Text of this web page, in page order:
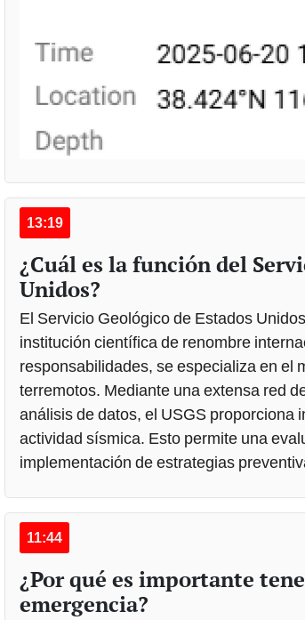
13:19
¿Cuál es la función del
Unidos?
El Servicio Geológico de Estados
institución científica de renombre
responsabilidades, se especializa en el
terremotos. Mediante una extensa red
análisis de datos, el USGS proporciona
actividad sísmica. Esto permite una
implementación de estrategias
11:44
¿Por qué es importante
emergencia?